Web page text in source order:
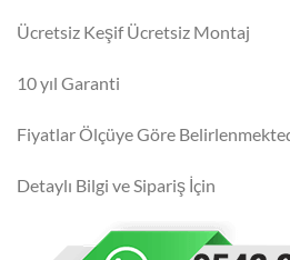
Ücretsiz Keşif Ücretsiz Montaj
10 yıl Garanti
Fiyatlar Ölçüye Göre
Detaylı Bilgi ve Sipariş İçin